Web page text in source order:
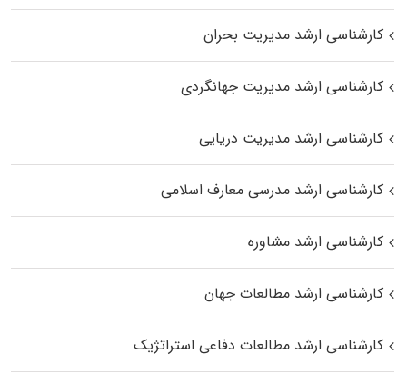
کارشناسی ارشد مدیریت بحران
کارشناسی ارشد مدیریت جهانگردی
کارشناسی ارشد مدیریت دریایی
کارشناسی ارشد مدرسی معارف اسلامی
کارشناسی ارشد مشاوره
کارشناسی ارشد مطالعات جهان
کارشناسی ارشد مطالعات دفاعی استراتژیک